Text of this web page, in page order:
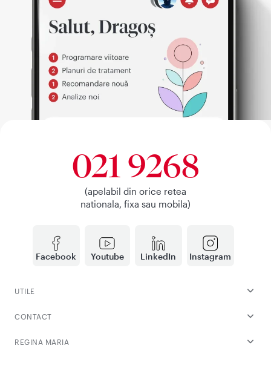
Facebook Youtube LinkedIn Instagram
021 9268
(apelabil din orice retea
nationala, fixa sau mobila)
UTILE
CONTACT
REGINA MARIA